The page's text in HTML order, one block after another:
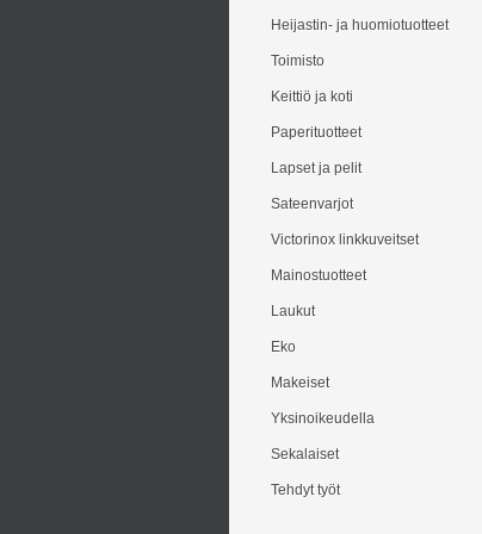
Heijastin- ja huomiotuotteet
Toimisto
Keittiö ja koti
Paperituotteet
Lapset ja pelit
Sateenvarjot
Victorinox linkkuveitset
Mainostuotteet
Laukut
Eko
Makeiset
Yksinoikeudella
Sekalaiset
Tehdyt työt